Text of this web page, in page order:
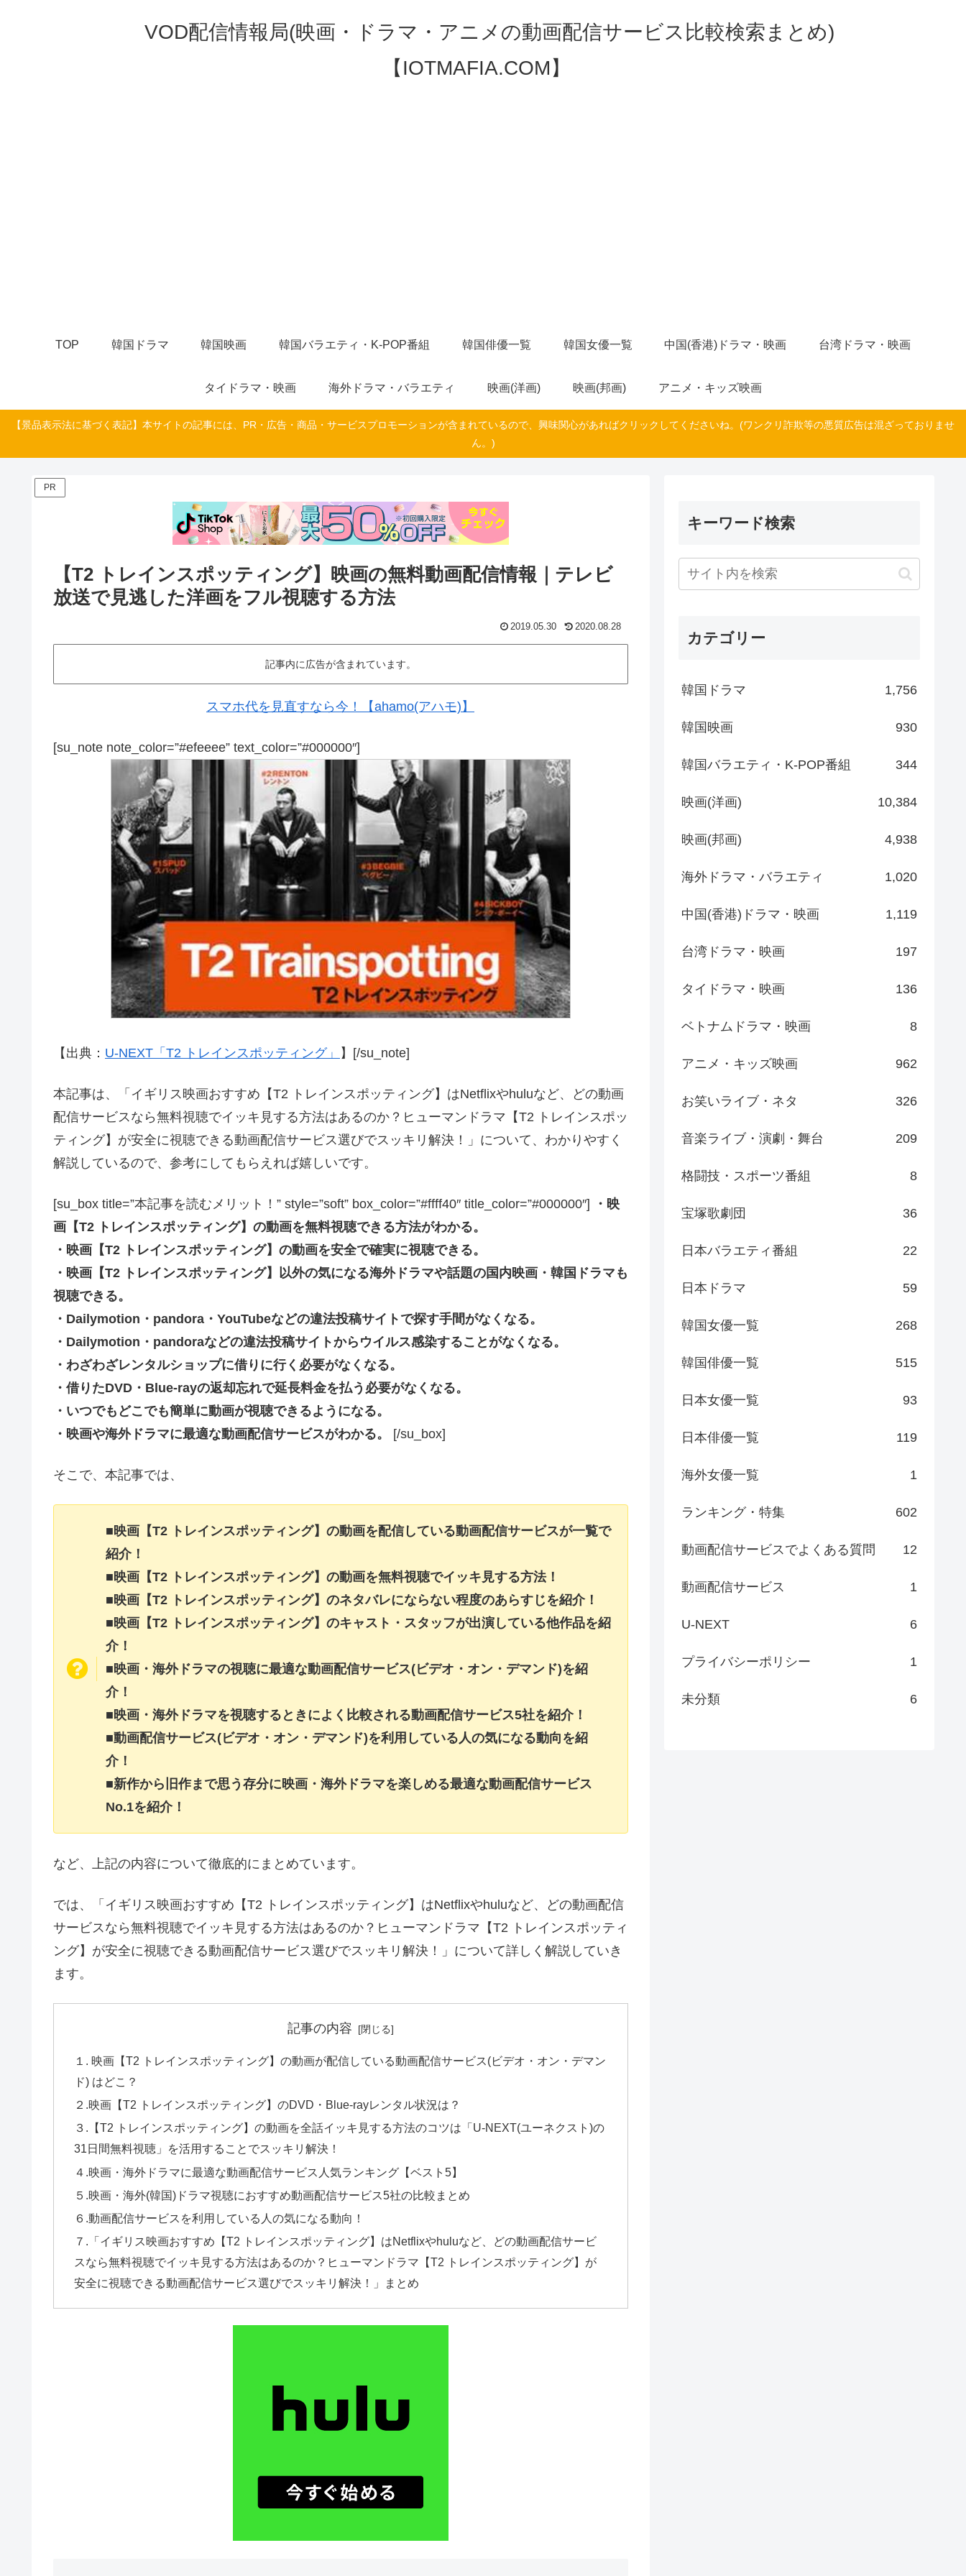
VOD配信情報局(映画・ドラマ・アニメの動画配信サービス比較検索まとめ)
【IOTMAFIA.COM】
TOP 韓国ドラマ 韓国映画 韓国バラエティ・K-POP番組 韓国俳優一覧 韓国女優一覧 中国(香港)ドラマ・映画 台湾ドラマ・映画
タイドラマ・映画 海外ドラマ・バラエティ 映画(洋画) 映画(邦画) アニメ・キッズ映画
【景品表示法に基づく表記】本サイトの記事には、PR・広告・商品・サービスプロモーションが含まれているので、興味関心があればクリックしてくださいね。(ワンクリ詐欺等の悪質広告は混ざっておりませ
ん。)
PR
【T2 トレインスポッティング】映画の無料動画配信情報｜テレビ
放送で見逃した洋画をフル視聴する方法
2019.05.30 2020.08.28
記事内に広告が含まれています。
スマホ代を見直すなら今！【ahamo(アハモ)】
[su_note note_color=”#efeeee” text_color=”#000000″]
【出典： U-NEXT「T2 トレインスポッティング」 】[/su_note]
本記事は、「イギリス映画おすすめ【T2 トレインスポッティング】はNetflixやhuluなど、どの動画
配信サービスなら無料視聴でイッキ見する方法はあるのか？ヒューマンドラマ【T2 トレインスポッ
ティング】が安全に視聴できる動画配信サービス選びでスッキリ解決！」について、わかりやすく
解説しているので、参考にしてもらえれば嬉しいです。
[su_box title=”本記事を読むメリット！” style=”soft” box_color=”#ffff40″ title_color=”#000000″]
・映
画【T2 トレインスポッティング】の動画を無料視聴できる方法がわかる。
・映画【T2 トレインスポッティング】の動画を安全で確実に視聴できる。
・映画【T2 トレインスポッティング】以外の気になる海外ドラマや話題の国内映画・韓国ドラマも
視聴できる。
・Dailymotion・pandora・YouTubeなどの違法投稿サイトで探す手間がなくなる。
・Dailymotion・pandoraなどの違法投稿サイトからウイルス感染することがなくなる。
・わざわざレンタルショップに借りに行く必要がなくなる。
・借りたDVD・Blue-rayの返却忘れで延長料金を払う必要がなくなる。
・いつでもどこでも簡単に動画が視聴できるようになる。
・映画や海外ドラマに最適な動画配信サービスがわかる。
[/su_box]
そこで、本記事では、
■映画【T2 トレインスポッティング】の動画を配信している動画配信サービスが一覧で
紹介！
■映画【T2 トレインスポッティング】の動画を無料視聴でイッキ見する方法！
■映画【T2 トレインスポッティング】のネタバレにならない程度のあらすじを紹介！
■映画【T2 トレインスポッティング】のキャスト・スタッフが出演している他作品を紹
介！
■映画・海外ドラマの視聴に最適な動画配信サービス(ビデオ・オン・デマンド)を紹
介！
■映画・海外ドラマを視聴するときによく比較される動画配信サービス5社を紹介！
■動画配信サービス(ビデオ・オン・デマンド)を利用している人の気になる動向を紹
介！
■新作から旧作まで思う存分に映画・海外ドラマを楽しめる最適な動画配信サービス
No.1を紹介！
など、上記の内容について徹底的にまとめています。
では、「イギリス映画おすすめ【T2 トレインスポッティング】はNetflixやhuluなど、どの動画配信
サービスなら無料視聴でイッキ見する方法はあるのか？ヒューマンドラマ【T2 トレインスポッティ
ング】が安全に視聴できる動画配信サービス選びでスッキリ解決！」について詳しく解説していき
ます。
記事の内容
１. 映画【T2 トレインスポッティング】の動画が配信している動画配信サービス(ビデオ・オン・デマン
ド) はどこ？
２.映画【T2 トレインスポッティング】のDVD・Blue-rayレンタル状況は？
３.【T2 トレインスポッティング】の動画を全話イッキ見する方法のコツは「U-NEXT(ユーネクスト)の
31日間無料視聴」を活用することでスッキリ解決！
４.映画・海外ドラマに最適な動画配信サービス人気ランキング【ベスト5】
５.映画・海外(韓国)ドラマ視聴におすすめ動画配信サービス5社の比較まとめ
６.動画配信サービスを利用している人の気になる動向！
７.「イギリス映画おすすめ【T2 トレインスポッティング】はNetflixやhuluなど、どの動画配信サービ
スなら無料視聴でイッキ見する方法はあるのか？ヒューマンドラマ【T2 トレインスポッティング】が
安全に視聴できる動画配信サービス選びでスッキリ解決！」まとめ
キーワード検索
カテゴリー
韓国ドラマ 1,756
韓国映画 930
韓国バラエティ・K-POP番組 344
映画(洋画) 10,384
映画(邦画) 4,938
海外ドラマ・バラエティ 1,020
中国(香港)ドラマ・映画 1,119
台湾ドラマ・映画 197
タイドラマ・映画 136
ベトナムドラマ・映画 8
アニメ・キッズ映画 962
お笑いライブ・ネタ 326
音楽ライブ・演劇・舞台 209
格闘技・スポーツ番組 8
宝塚歌劇団 36
日本バラエティ番組 22
日本ドラマ 59
韓国女優一覧 268
韓国俳優一覧 515
日本女優一覧 93
日本俳優一覧 119
海外女優一覧 1
ランキング・特集 602
動画配信サービスでよくある質問 12
動画配信サービス 1
U-NEXT 6
プライバシーポリシー 1
未分類 6